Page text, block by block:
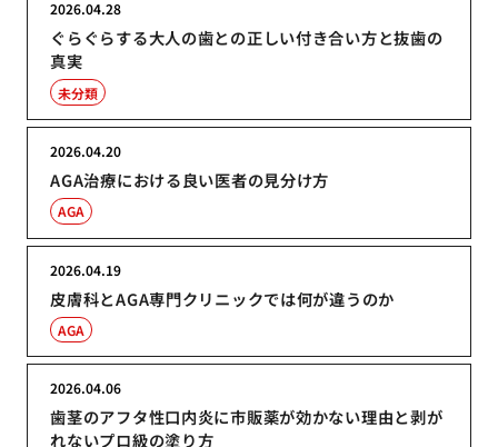
ぐらぐらする大人の歯との正しい付き合い方と抜歯の
真実
2026.04.28
未分類
AGA治療における良い医者の見分け方
2026.04.20
AGA
皮膚科とAGA専門クリニックでは何が違うのか
2026.04.19
AGA
歯茎のアフタ性口内炎に市販薬が効かない理由と剥が
れないプロ級の塗り方
2026.04.06